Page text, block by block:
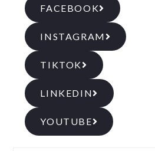
FACEBOOK
INSTAGRAM
TIKTOK
LINKEDIN
YOUTUBE